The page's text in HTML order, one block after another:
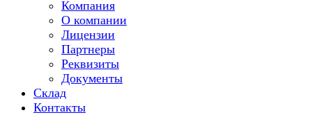
Компания
О компании
Лицензии
Партнеры
Реквизиты
Документы
Склад
Контакты